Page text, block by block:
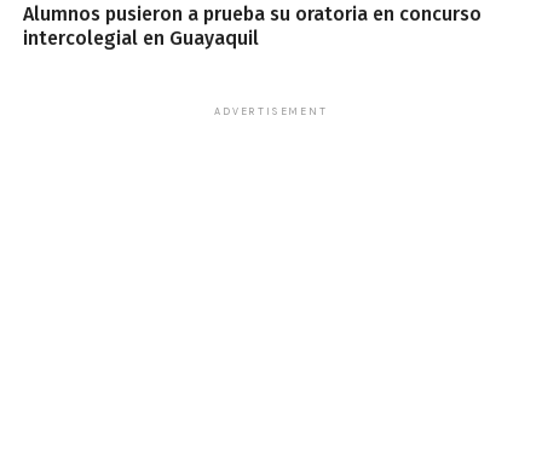
Alumnos pusieron a prueba su oratoria en concurso
intercolegial en Guayaquil
ADVERTISEMENT